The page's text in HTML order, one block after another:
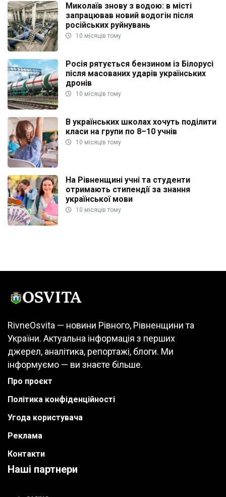
Миколаїв знову з водою: в місті
запрацював новий водогін після
російських руйнувань
10 місяців тому
Росія рятується бензином із Білорусі
після масованих ударів українських
дронів
10 місяців тому
В українських школах хочуть поділити
класи на групи по 8–10 учнів
10 місяців тому
На Рівненщині учні та студенти
отримають стипендії за знання
української мови
10 місяців тому
RivneOsvita — новини Рівного, Рівненщини та
України. Актуальна інформація з перших
джерел, аналітика, репортажі, блоги. Ми
інформуємо — ви знаєте більше.
Про проєкт
Політика конфіденційності
Угода користувача
Реклама
Контакти
Наші партнери